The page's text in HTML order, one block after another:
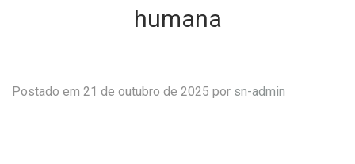
humana
Postado em 21 de outubro de 2025 por sn-admin